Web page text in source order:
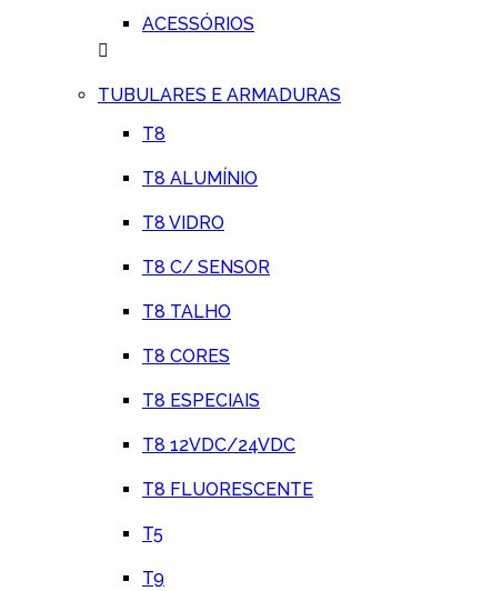
ACESSÓRIOS
TUBULARES E ARMADURAS
T8
T8 ALUMÍNIO
T8 VIDRO
T8 C/ SENSOR
T8 TALHO
T8 CORES
T8 ESPECIAIS
T8 12VDC/24VDC
T8 FLUORESCENTE
T5
T9